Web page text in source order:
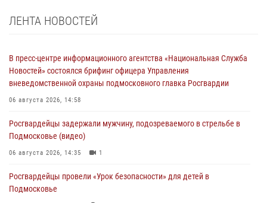
ЛЕНТА НОВОСТЕЙ
В пресс-центре информационного агентства «Национальная Служба
Новостей» состоялся брифинг офицера Управления
вневедомственной охраны подмосковного главка Росгвардии
06 августа 2026, 14:58
Росгвардейцы задержали мужчину, подозреваемого в стрельбе в
Подмосковье (видео)
06 августа 2026, 14:35 1
Росгвардейцы провели «Урок безопасности» для детей в
Подмосковье